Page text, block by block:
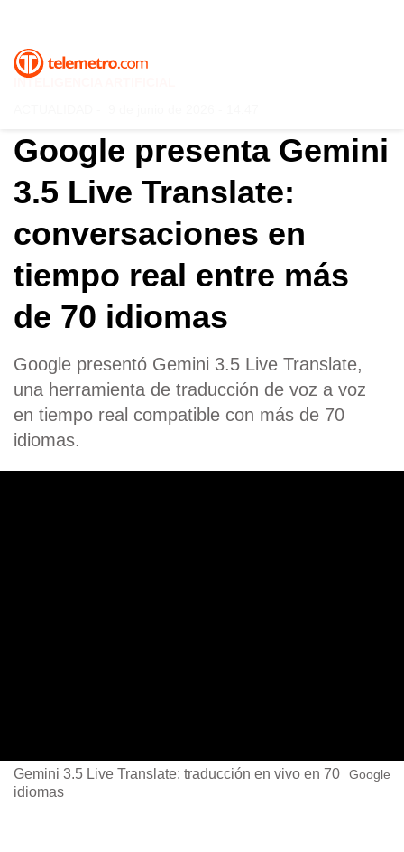
INTELIGENCIA ARTIFICIAL
Google presenta Gemini
3.5 Live Translate:
conversaciones en
tiempo real entre más
de 70 idiomas
Google presentó Gemini 3.5 Live Translate,
una herramienta de traducción de voz a voz
en tiempo real compatible con más de 70
idiomas.
Gemini 3.5 Live Translate: traducción en vivo en 70
idiomas
Google